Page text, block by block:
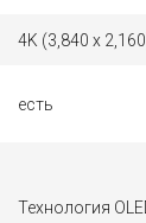
4K (3,840 x
есть
Технология